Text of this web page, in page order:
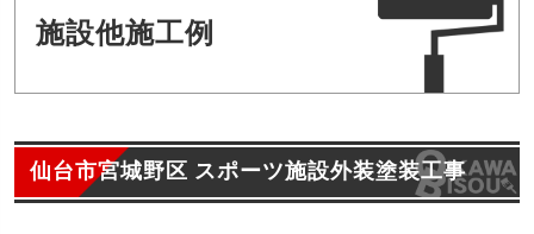
施設他施工例
仙台市宮城野区 スポーツ施設外装塗装工事